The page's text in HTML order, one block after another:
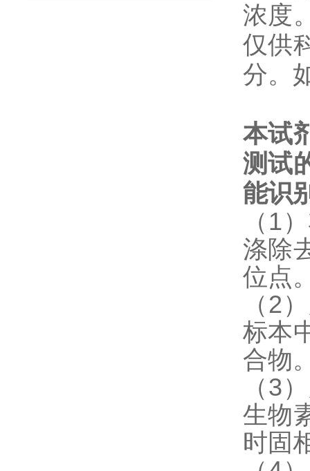
浓度
仅供
分。
本试
测试
能识
（1
涤除
位点
（2
标本
合物
（3
生物
时固